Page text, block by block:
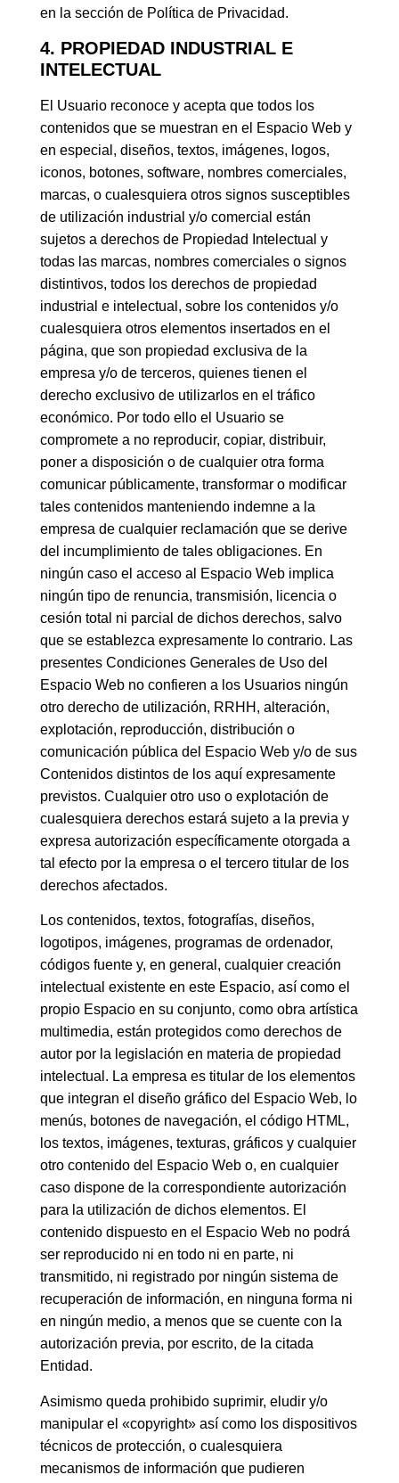
en la sección de Política de Privacidad.
4. PROPIEDAD INDUSTRIAL E
INTELECTUAL
El Usuario reconoce y acepta que todos los
contenidos que se muestran en el Espacio Web y
en especial, diseños, textos, imágenes, logos,
iconos, botones, software, nombres comerciales,
marcas, o cualesquiera otros signos susceptibles
de utilización industrial y/o comercial están
sujetos a derechos de Propiedad Intelectual y
todas las marcas, nombres comerciales o signos
distintivos, todos los derechos de propiedad
industrial e intelectual, sobre los contenidos y/o
cualesquiera otros elementos insertados en el
página, que son propiedad exclusiva de la
empresa y/o de terceros, quienes tienen el
derecho exclusivo de utilizarlos en el tráfico
económico. Por todo ello el Usuario se
compromete a no reproducir, copiar, distribuir,
poner a disposición o de cualquier otra forma
comunicar públicamente, transformar o modificar
tales contenidos manteniendo indemne a la
empresa de cualquier reclamación que se derive
del incumplimiento de tales obligaciones. En
ningún caso el acceso al Espacio Web implica
ningún tipo de renuncia, transmisión, licencia o
cesión total ni parcial de dichos derechos, salvo
que se establezca expresamente lo contrario. Las
presentes Condiciones Generales de Uso del
Espacio Web no confieren a los Usuarios ningún
otro derecho de utilización, RRHH, alteración,
explotación, reproducción, distribución o
comunicación pública del Espacio Web y/o de sus
Contenidos distintos de los aquí expresamente
previstos. Cualquier otro uso o explotación de
cualesquiera derechos estará sujeto a la previa y
expresa autorización específicamente otorgada a
tal efecto por la empresa o el tercero titular de los
derechos afectados.
Los contenidos, textos, fotografías, diseños,
logotipos, imágenes, programas de ordenador,
códigos fuente y, en general, cualquier creación
intelectual existente en este Espacio, así como el
propio Espacio en su conjunto, como obra artística
multimedia, están protegidos como derechos de
autor por la legislación en materia de propiedad
intelectual. La empresa es titular de los elementos
que integran el diseño gráfico del Espacio Web, lo
menús, botones de navegación, el código HTML,
los textos, imágenes, texturas, gráficos y cualquier
otro contenido del Espacio Web o, en cualquier
caso dispone de la correspondiente autorización
para la utilización de dichos elementos. El
contenido dispuesto en el Espacio Web no podrá
ser reproducido ni en todo ni en parte, ni
transmitido, ni registrado por ningún sistema de
recuperación de información, en ninguna forma ni
en ningún medio, a menos que se cuente con la
autorización previa, por escrito, de la citada
Entidad.
Asimismo queda prohibido suprimir, eludir y/o
manipular el «copyright» así como los dispositivos
técnicos de protección, o cualesquiera
mecanismos de información que pudieren